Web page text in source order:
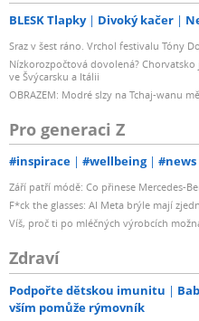
BLESK Tlapky Divoký kačer
Sraz v šest ráno. Vrchol festivalu Tóny
Nízkorozpočtová dovolená?
ve Švýcarsku a Itálii
OBRAZEM: Modré slzy na Tchaj-wanu
Pro generaci Z
#inspirace #wellbeing #news
Září patří módě: Co přinese Mercedes-
F*ck the glasses: AI Meta brýle mají
Víš, proč ti po mléčných výrobcích
Zdraví
Podpořte dětskou imunitu
vším pomůže rýmovník